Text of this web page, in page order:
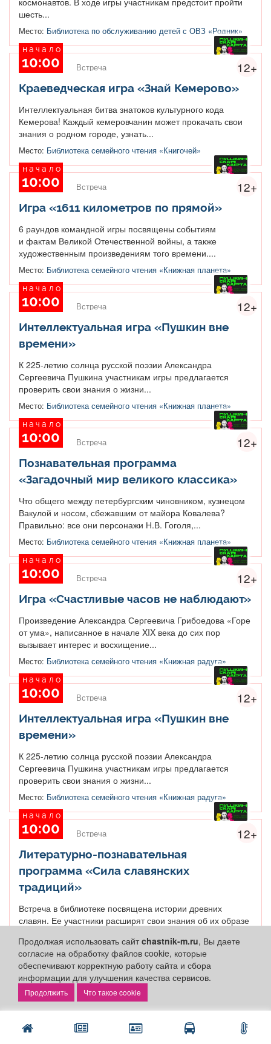
шесть...
Место: Библиотека по обслуживанию детей с ОВЗ «Родник»
12+
начало
10:00 Встреча
Краеведческая игра «Знай Кемерово»
Интеллектуальная битва знатоков культурного кода
Кемерова! Каждый кемеровчанин может прокачать свои
знания о родном городе, узнать...
Место: Библиотека семейного чтения «Книгочей»
12+
начало
10:00 Встреча
Игра «1611 километров по прямой»
6 раундов командной игры посвящены событиям
и фактам Великой Отечественной войны, а также
художественным произведениям того времени....
Место: Библиотека семейного чтения «Книжная планета»
12+
начало
10:00 Встреча
Интеллектуальная игра «Пушкин вне
времени»
К 225-летию солнца русской поэзии Александра
Сергеевича Пушкина участникам игры предлагается
проверить свои знания о жизни...
Место: Библиотека семейного чтения «Книжная планета»
12+
начало
10:00 Встреча
Познавательная программа
«Загадочный мир великого классика»
Что общего между петербургским чиновником, кузнецом
Вакулой и носом, сбежавшим от майора Ковалева?
Правильно: все они персонажи Н.В. Гоголя,...
Место: Библиотека семейного чтения «Книжная планета»
12+
начало
10:00 Встреча
Игра «Счастливые часов не наблюдают»
Произведение Александра Сергеевича Грибоедова «Горе
от ума», написанное в начале XIX века до сих пор
вызывает интерес и восхищение...
Место: Библиотека семейного чтения «Книжная радуга»
12+
начало
10:00 Встреча
Интеллектуальная игра «Пушкин вне
времени»
К 225-летию солнца русской поэзии Александра
Сергеевича Пушкина участникам игры предлагается
проверить свои знания о жизни...
Место: Библиотека семейного чтения «Книжная радуга»
12+
начало
10:00 Встреча
Литературно-познавательная
программа «Сила славянских
традиций»
Встреча в библиотеке посвящена истории древних
славян. Ее участники расширят свои знания об их образе
Место: Библиотека семейного чтения «Книжная радуга»
начало
10:00 Встреча
Интеллектуальная битва знатоков культурного кода
Продолжая использовать сайтchastnik-m.ru, Вы даете
согласие на обработку файлов cookie, которые
обеспечивают корректную работу сайта и сбора
информации для улучшения качества сервисов.
Что такое cookie